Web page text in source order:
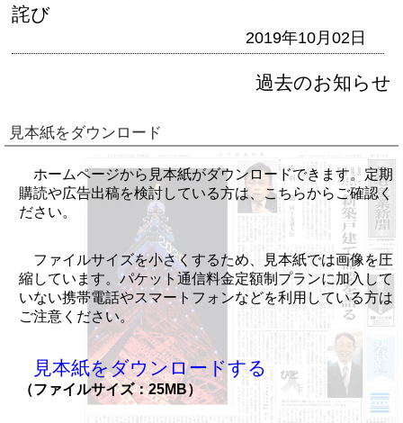
詫び
2019年10月02日
過去のお知らせ
見本紙をダウンロード
ホームページから見本紙がダウンロードできます。定期
購読や広告出稿を検討している方は、こちらからご確認く
ださい。
ファイルサイズを小さくするため、見本紙では画像を圧
縮しています。パケット通信料金定額制プランに加入して
いない携帯電話やスマートフォンなどを利用している方は
ご注意ください。
見本紙をダウンロードする
（ファイルサイズ：25MB）